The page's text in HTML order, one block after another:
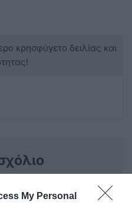
My Personal
κρησφύγετο δειλίας και